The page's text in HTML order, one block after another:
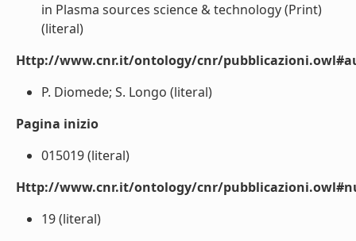
in Plasma sources science & technology (Print)
(literal)
Http://www.cnr.it/ontology/cnr/
P. Diomede; S. Longo (literal)
Pagina inizio
015019 (literal)
Http://www.cnr.it/ontology/cnr/
19 (literal)